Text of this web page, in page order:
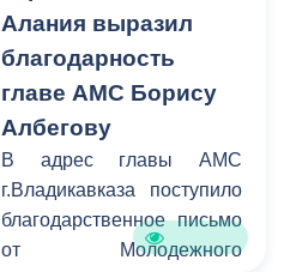
Алания выразил
благодарность
главе АМС Борису
Албегову
В адрес главы АМС
г.Владикавказа поступило
благодарственное письмо
от Молодежного